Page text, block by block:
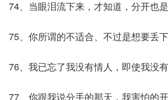
74、当眼泪流下来，才知道，分开也是
75、你所谓的不适合、不过是想要丢下
76、我已忘了我没有情人，即使我没有
77、你跟我说分手的那天，我害怕的开